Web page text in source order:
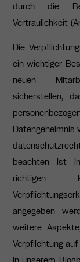
durch die
Vertraulichkeit
Die
ein wichtiger
neuen
sicherstellen,
Datengeheimnis
beachten ist
richtigen
angegeben
weitere
Verpflichtung